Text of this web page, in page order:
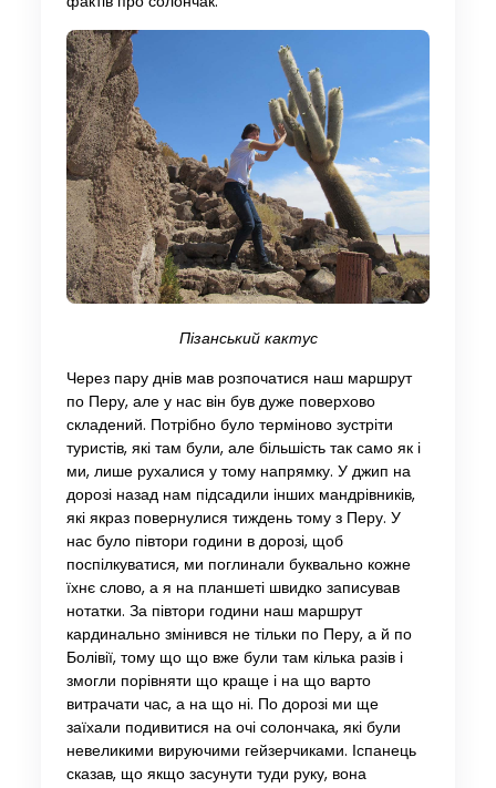
Пізанський кактус
Через пару днів мав розпочатися наш маршрут
по Перу, але у нас він був дуже поверхово
складений. Потрібно було терміново зустріти
туристів, які там були, але більшість так само як і
ми, лише рухалися у тому напрямку. У джип на
дорозі назад нам підсадили інших мандрівників,
які якраз повернулися тиждень тому з Перу. У
нас було півтори години в дорозі, щоб
поспілкуватися, ми поглинали буквально кожне
їхнє слово, а я на планшеті швидко записував
нотатки. За півтори години наш маршрут
кардинально змінився не тільки по Перу, а й по
Болівії, тому що що вже були там кілька разів і
змогли порівняти що краще і на що варто
витрачати час, а на що ні. По дорозі ми ще
заїхали подивитися на очі солончака, які були
невеликими вируючими гейзерчиками. Іспанець
сказав, що якщо засунути туди руку, вона